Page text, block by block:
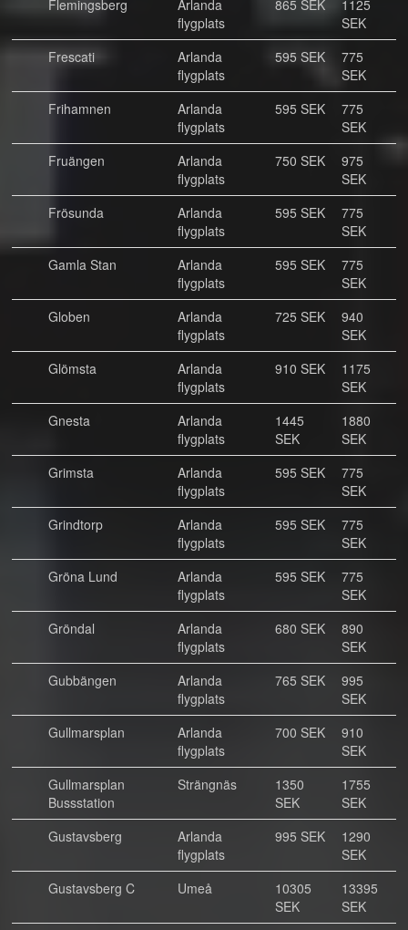
Flemingsberg
Arlanda
flygplats
865 SEK
1125
SEK
Frescati
Arlanda
flygplats
595 SEK
775
SEK
Frihamnen
Arlanda
flygplats
595 SEK
775
SEK
Fruängen
Arlanda
flygplats
750 SEK
975
SEK
Frösunda
Arlanda
flygplats
595 SEK
775
SEK
Gamla Stan
Arlanda
flygplats
595 SEK
775
SEK
Globen
Arlanda
flygplats
725 SEK
940
SEK
Glömsta
Arlanda
flygplats
910 SEK
1175
SEK
Gnesta
Arlanda
flygplats
1445
SEK
1880
SEK
Grimsta
Arlanda
flygplats
595 SEK
775
SEK
Grindtorp
Arlanda
flygplats
595 SEK
775
SEK
Gröna Lund
Arlanda
flygplats
595 SEK
775
SEK
Gröndal
Arlanda
flygplats
680 SEK
890
SEK
Gubbängen
Arlanda
flygplats
765 SEK
995
SEK
Gullmarsplan
Arlanda
flygplats
700 SEK
910
SEK
Gullmarsplan
Bussstation
Strängnäs
1350
SEK
1755
SEK
Gustavsberg
Arlanda
flygplats
995 SEK
1290
SEK
Gustavsberg C
Umeå
10305
SEK
13395
SEK